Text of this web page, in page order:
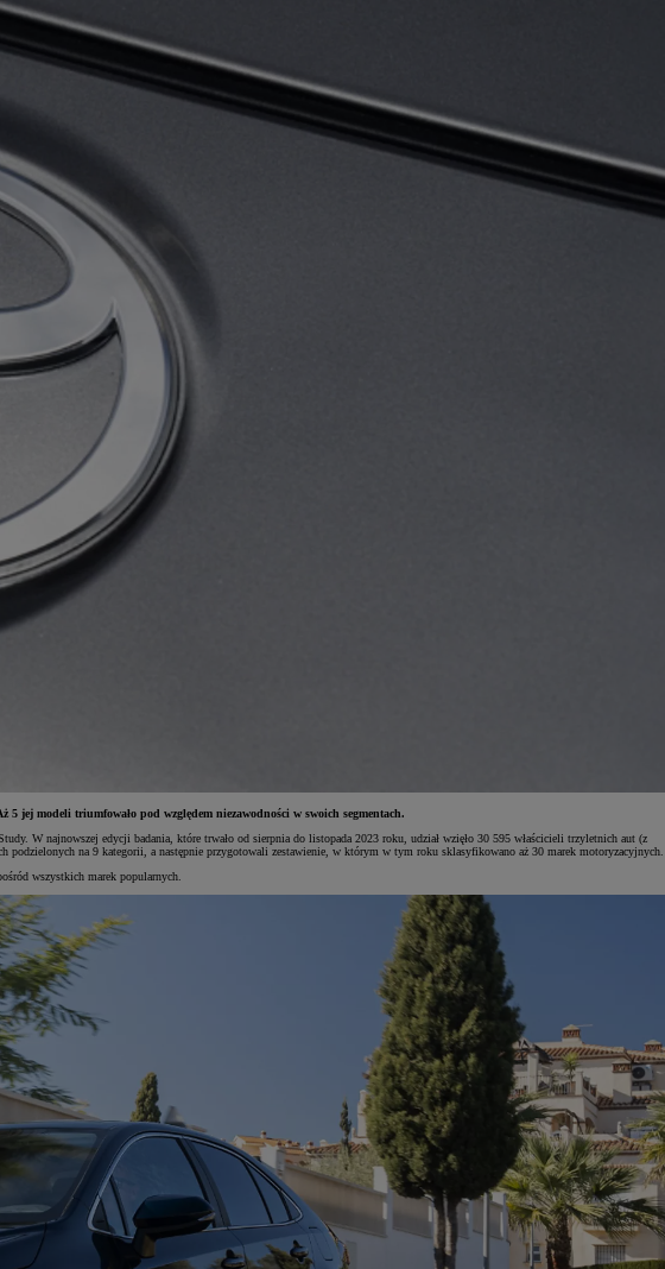
jej modeli triumfowało pod względem niezawodności w swoich segmentach.
W najnowszej edycji badania, które trwało od sierpnia do listopada 2023 roku, udział wzięło 30 595 właścicieli trzyletnich aut (z
podzielonych na 9 kategorii, a następnie przygotowali zestawienie, w którym w tym roku sklasyfikowano aż 30 marek motoryzacyjnych.
wszystkich marek popularnych.